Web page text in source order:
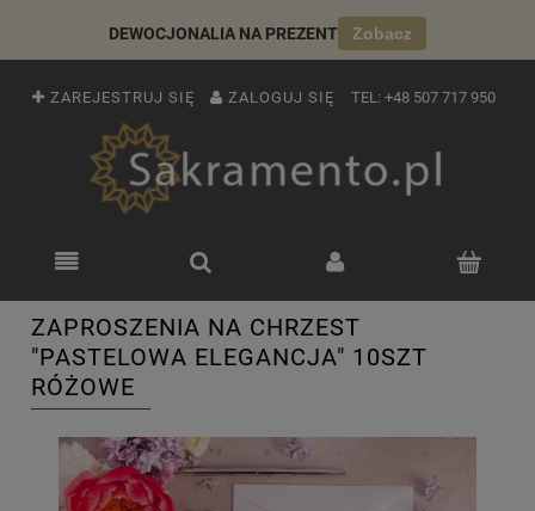
DEWOCJONALIA NA PREZENT Zobacz
ZAREJESTRUJ SIĘ ZALOGUJ SIĘ TEL: +48 507 717 950
ZAPROSZENIA NA CHRZEST
"PASTELOWA ELEGANCJA" 10SZT
RÓŻOWE